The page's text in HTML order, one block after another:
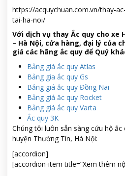
https://acquychuan.com.vn/thay-
tai-ha-noi/
Với dịch vụ thay Ắc quy cho xe
– Hà Nội, cửa hàng, đại lý của
giá các hãng ắc quy để Quý
Bảng giá ắc quy Atlas
Bảng gia ắc quy Gs
Bảng giá ắc quy Đồng Nai
Bảng giá ăc quy Rocket
Bảng giá ắc quy Varta
Ắc quy 3K
Chúng tôi luôn sẵn sàng cứu hộ
huyện Thường Tín, Hà Nội:
[accordion]
[accordion-item title=”Xem thêm